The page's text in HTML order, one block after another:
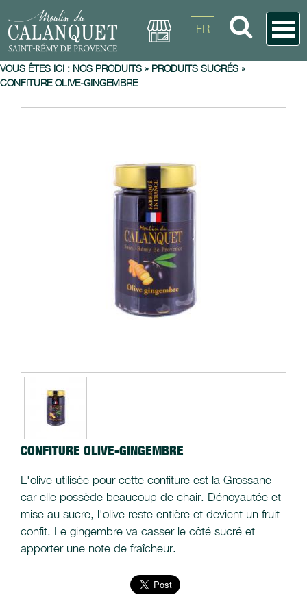
FR
VOUS ÊTES ICI : NOS PRODUITS » PRODUITS SUCRÉS »
CONFITURE OLIVE-GINGEMBRE
CONFITURE OLIVE-GINGEMBRE
L'olive utilisée pour cette confiture est la Grossane
car elle possède beaucoup de chair. Dénoyautée et
mise au sucre, l'olive reste entière et devient un fruit
confit. Le gingembre va casser le côté sucré et
apporter une note de fraîcheur.